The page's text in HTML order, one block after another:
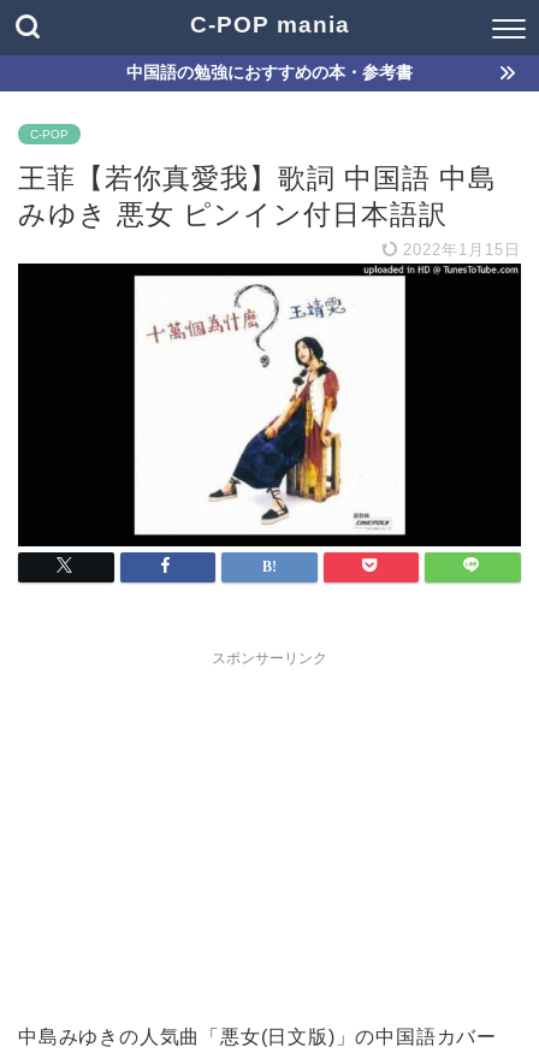
C-POP mania
中国語の勉強におすすめの本・参考書
C-POP
王菲【若你真愛我】歌詞 中国語 中島
みゆき 悪女 ピンイン付日本語訳
2022年1月15日
スポンサーリンク
中島みゆきの人気曲「悪女(日文版)」の中国語カバー